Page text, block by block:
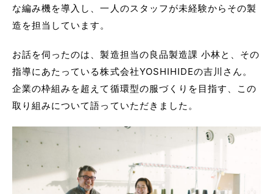
な編み機を導入し、一人のスタッフが未経験からその製
造を担当しています。
お話を伺ったのは、製造担当の良品製造課 小林と、その
指導にあたっている株式会社YOSHIHIDEの吉川さん。
企業の枠組みを超えて循環型の服づくりを目指す、この
取り組みについて語っていただきました。